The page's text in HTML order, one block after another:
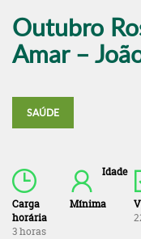
Outubro
Amar –
SAÚDE
Carga
horária
3 horas
Idade
Mínima